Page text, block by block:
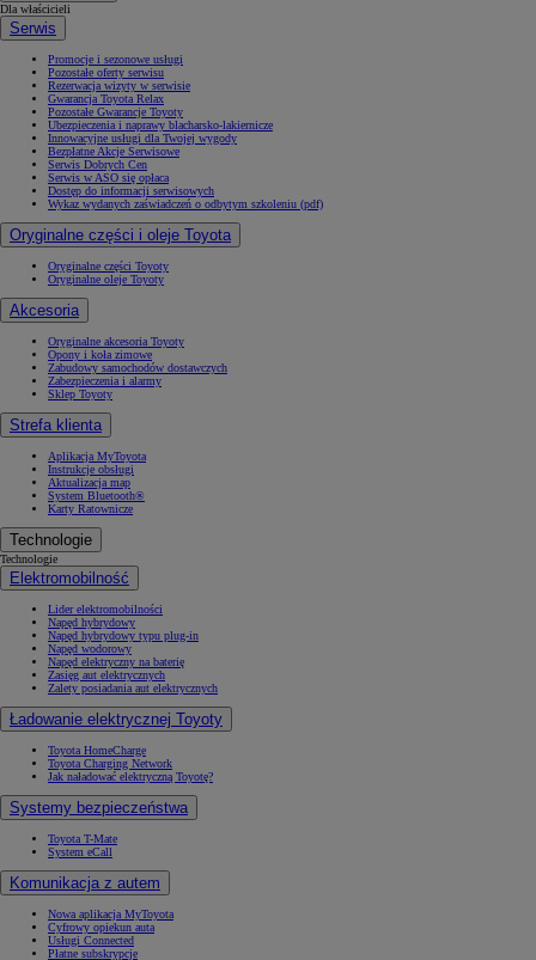
Dla właścicieli
Serwis
Promocje i sezonowe usługi
Pozostałe oferty serwisu
Rezerwacja wizyty w serwisie
Gwarancja Toyota Relax
Pozostałe Gwarancje Toyoty
Ubezpieczenia i naprawy blacharsko-lakiernicze
Innowacyjne usługi dla Twojej wygody
Bezpłatne Akcje Serwisowe
Serwis Dobrych Cen
Serwis w ASO się opłaca
Dostęp do informacji serwisowych
Wykaz wydanych zaświadczeń o odbytym szkoleniu (pdf)
Oryginalne części i oleje Toyota
Oryginalne części Toyoty
Oryginalne oleje Toyoty
Akcesoria
Oryginalne akcesoria Toyoty
Opony i koła zimowe
Zabudowy samochodów dostawczych
Zabezpieczenia i alarmy
Sklep Toyoty
Strefa klienta
Aplikacja MyToyota
Instrukcje obsługi
Aktualizacja map
System Bluetooth®
Karty Ratownicze
Technologie
Technologie
Elektromobilność
Lider elektromobilności
Napęd hybrydowy
Napęd hybrydowy typu plug-in
Napęd wodorowy
Napęd elektryczny na baterię
Zasięg aut elektrycznych
Zalety posiadania aut elektrycznych
Ładowanie elektrycznej Toyoty
Toyota HomeCharge
Toyota Charging Network
Jak naładować elektryczną Toyotę?
Systemy bezpieczeństwa
Toyota T-Mate
System eCall
Komunikacja z autem
Nowa aplikacja MyToyota
Cyfrowy opiekun auta
Usługi Connected
Płatne subskrypcje